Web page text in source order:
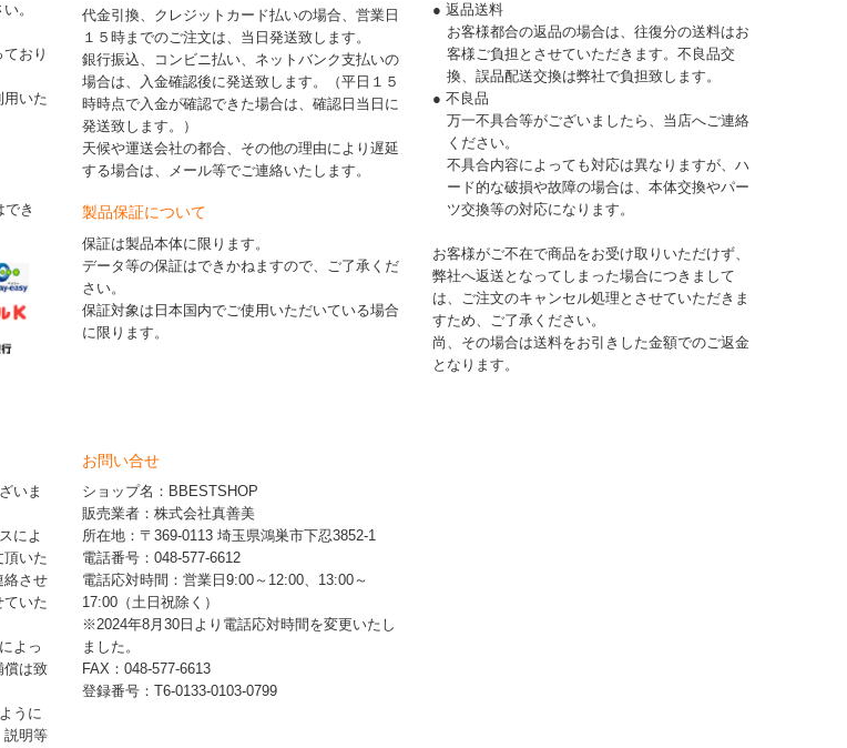
。
おり
用いた
き
代金引換、クレジットカード払いの場合、営業日
１５時までのご注文は、当日発送致します。
銀行振込、コンビニ払い、ネットバンク支払いの
場合は、入金確認後に発送致します。（平日１５
時時点で入金が確認できた場合は、確認日当日に
発送致します。）
天候や運送会社の都合、その他の理由により遅延
する場合は、メール等でご連絡いたします。
製品保証について
保証は製品本体に限ります。
データ等の保証はできかねますので、ご了承くだ
さい。
保証対象は日本国内でご使用いただいている場合
に限ります。
● 返品送料
お客様都合の返品の場合は、往復分の送料はお
客様ご負担とさせていただきます。不良品交
換、誤品配送交換は弊社で負担致します。
● 不良品
万一不具合等がございましたら、当店へご連絡
ください。
不具合内容によっても対応は異なりますが、ハ
ード的な破損や故障の場合は、本体交換やパー
ツ交換等の対応になります。
お客様がご不在で商品をお受け取りいただけず、
弊社へ返送となってしまった場合につきまして
は、ご注文のキャンセル処理とさせていただきま
すため、ご了承ください。
尚、その場合は送料をお引きした金額でのご返金
となります。
いま
によ
頂いた
絡させ
ていた
よっ
償は致
うに
説明等
お問い合せ
ショップ名：BBESTSHOP
販売業者：株式会社真善美
所在地：〒369-0113 埼玉県鴻巣市下忍3852-1
電話番号：048-577-6612
電話応対時間：営業日9:00～12:00、13:00～
17:00（土日祝除く）
※2024年8月30日より電話応対時間を変更いたし
ました。
FAX：048-577-6613
登録番号：T6-0133-0103-0799